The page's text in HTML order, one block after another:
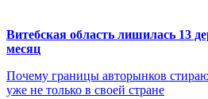
Витебская область лишилась 13
месяц
Почему границы авторынков
уже не только в своей стране